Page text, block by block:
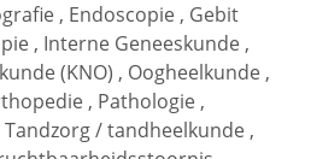
, Endoscopie , Gebit
, Interne Geneeskunde ,
(KNO) , Oogheelkunde ,
, Pathologie ,
Tandzorg / tandheelkunde ,